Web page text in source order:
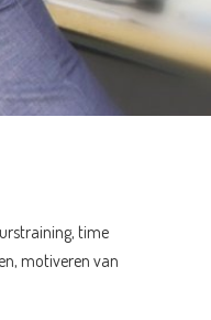
time
motiveren van